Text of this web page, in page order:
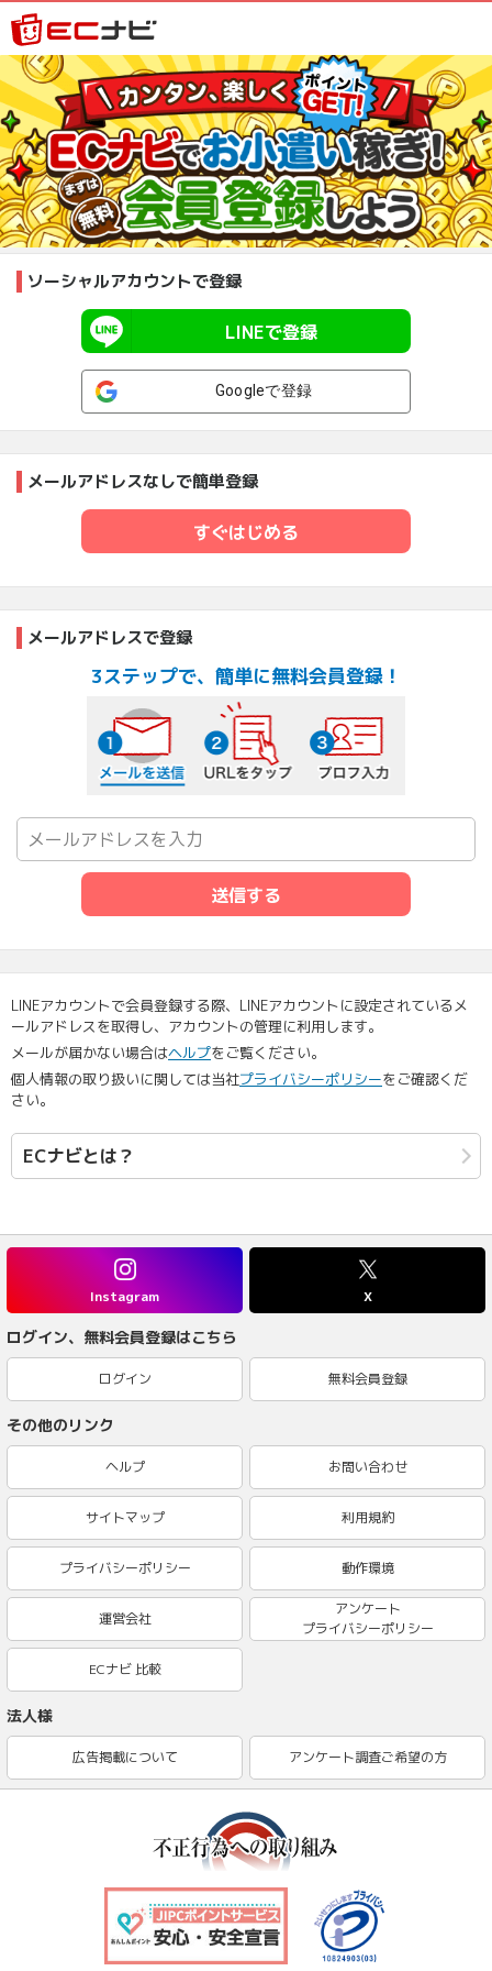
ソーシャルアカウントで登録
LINEで登録
Googleで登録
メールアドレスなしで簡単登録
すぐはじめる
メールアドレスで登録
3ステップで、簡単に無料会員登録！
メールを送信する
送信する
LINEアカウントで会員登録する際、LINEアカウントに設定されているメ
ールアドレスを取得し、アカウントの管理に利用します。
メールが届かない場合はヘルプをご覧ください。
個人情報の取り扱いに関しては当社プライバシーポリシーをご確認くだ
さい。
ECナビとは？
Instagram X
ログイン、無料会員登録はこちら
ログイン 無料会員登録
その他のリンク
ヘルプ お問い合わせ
サイトマップ 利用規約
プライバシーポリシー 動作環境
運営会社
アンケート
プライバシーポリシー
ECナビ 比較
法人様
広告掲載について アンケート調査ご希望の方